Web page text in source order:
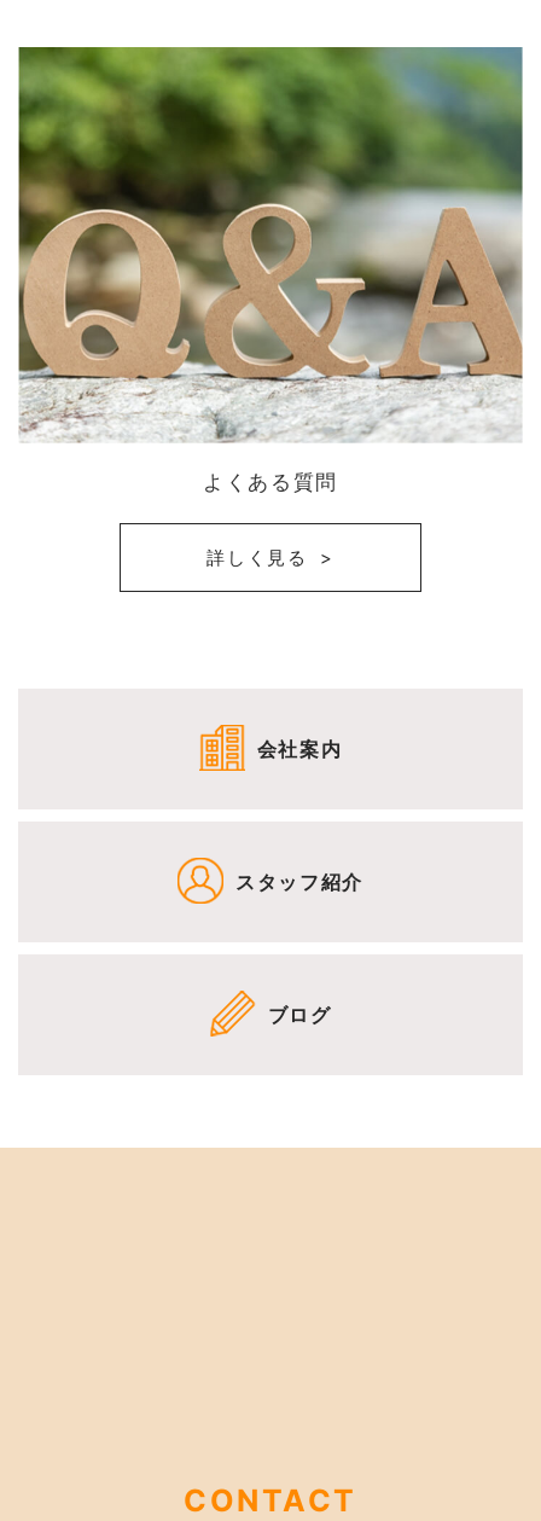
よくある質問
詳しく見る
会社案内
スタッフ紹介
ブログ
CONTACT